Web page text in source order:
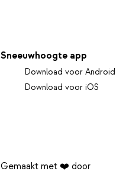
Sneeuwhoogte app
Download voor Android
Download voor iOS
Gemaakt met ❤️ door